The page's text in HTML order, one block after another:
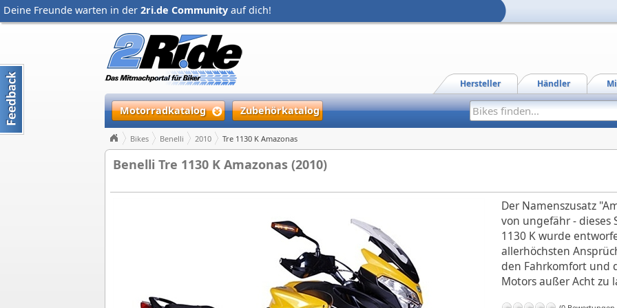
Deine Freunde warten in der 2ri.de Community auf dich!
Händler
Hersteller
Motorradkatalog Zubehörkatalog
Bikes Benelli 2010 Tre 1130 K Amazonas
Benelli Tre 1130 K Amazonas (2010)
Der Namenszusatz
von ungefähr - dieses
1130 K wurde
allerhöchsten
den Fahrkomfort und
Motors außer Acht zu